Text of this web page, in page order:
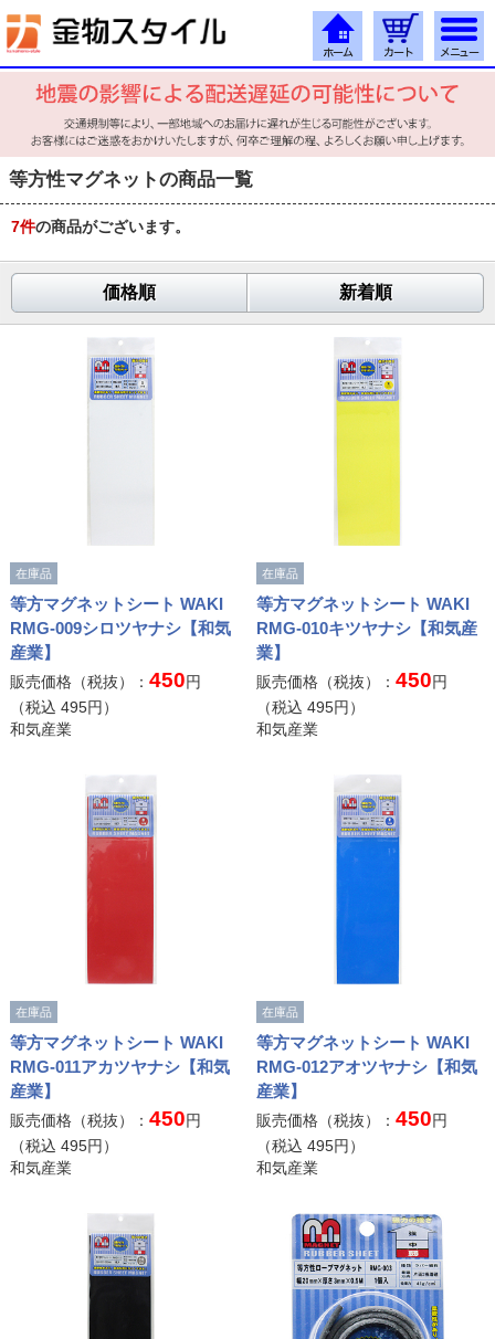
等方性マグネットの商品一覧
7件の商品がございます。
価格順 新着順
在庫品
等方マグネットシート WAKI
RMG-009シロツヤナシ【和気
産業】
販売価格（税抜）： 450円
（税込 495円）
和気産業
在庫品
等方マグネットシート WAKI
RMG-010キツヤナシ【和気産
業】
販売価格（税抜）：450円
（税込495円）
和気産業
在庫品
等方マグネットシート WAKI
RMG-011アカツヤナシ【和気
産業】
販売価格（税抜）： 450円
（税込 495円）
和気産業
在庫品
等方マグネットシート WAKI
RMG-012アオツヤナシ【和気
産業】
販売価格（税抜）：450円
（税込495円）
和気産業